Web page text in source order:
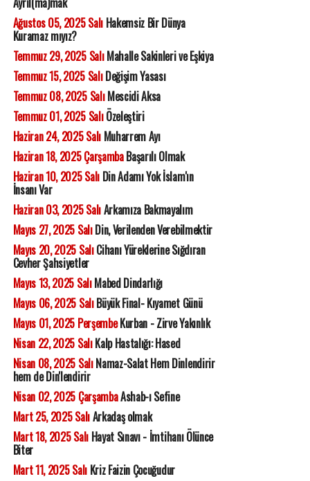
Ağustos 05, 2025 SalıHakemsiz Bir Dünya
Kuramaz mıyız?
Temmuz 29, 2025 SalıMahalle Sakinleri ve Eşkiya
Temmuz 15, 2025 SalıDeğişim Yasası
Temmuz 08, 2025 SalıMescidi Aksa
Temmuz 01, 2025 SalıÖzeleştiri
Haziran 24, 2025 SalıMuharrem Ayı
Haziran 18, 2025 ÇarşambaBaşarılı Olmak
Haziran 10, 2025 SalıDin Adamı Yok İslam'ın
İnsanı Var
Haziran 03, 2025 SalıArkamıza Bakmayalım
Mayıs 27, 2025 SalıDin, Verilenden Verebilmektir
Mayıs 20, 2025 SalıCihanı Yüreklerine Sığdıran
Cevher Şahsiyetler
Mayıs 13, 2025 SalıMabed Dindarlığı
Mayıs 06, 2025 SalıBüyük Final- Kıyamet Günü
Mayıs 01, 2025 PerşembeKurban - Zirve Yakınlık
Nisan 22, 2025 SalıKalp Hastalığı: Hased
Nisan 08, 2025 SalıNamaz-Salat Hem Dinlendirir
hem de Din'lendirir
Nisan 02, 2025 ÇarşambaAshab-ı Sefine
Mart 25, 2025 SalıArkadaş olmak
Mart 18, 2025 SalıHayat Sınavı - İmtihanı Ölünce
Biter
Mart 11, 2025 SalıKriz Faizin Çocuğudur